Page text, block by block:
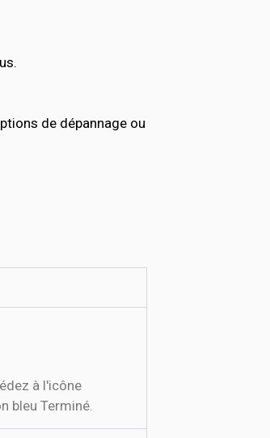
de dépannage ou
à l'icône
bleu Terminé.